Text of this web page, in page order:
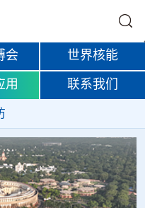
会 世界核能
用 联系我们